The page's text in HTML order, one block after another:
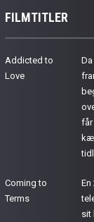
FILMTITLER
Addicted to
Love
Coming to
Terms
En
sit